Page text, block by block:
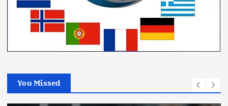
You Missed